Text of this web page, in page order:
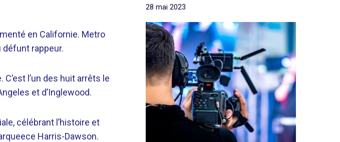
en Californie. Metro
défunt rappeur.
l’un des huit arrêts le
et d’Inglewood.
célébrant l’histoire et
Harris-Dawson.
28 mai 2023